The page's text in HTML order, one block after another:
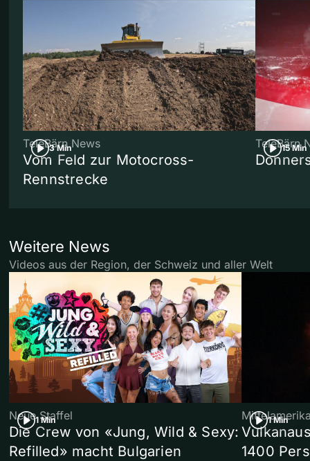
3 Min
TeleBärn News
Vom Feld zur Motocross-
Rennstrecke
15 Min
TeleBärn
Weitere News
Videos aus der Region, der Schweiz und aller Welt
1 Min
Neue Staffel
Die Crew von «Jung, Wild & Sexy:
Refilled» macht Bulgarien
1 Min
1400